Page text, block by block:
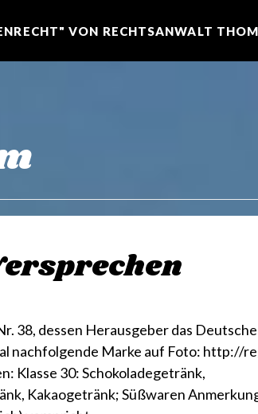
VON RECHTSANWALT
38, dessen Herausgeber das
nachfolgende Marke auf Foto: http://
Klasse 30: Schokoladegetränk,
Kakaogetränk; Süßwaren